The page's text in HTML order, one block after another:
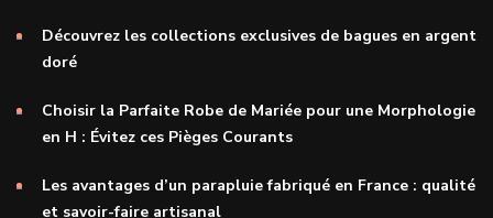
Découvrez les collections exclusives de bagues en argent
doré
Choisir la Parfaite Robe de Mariée pour une Morphologie
en H : Évitez ces Pièges Courants
Les avantages d’un parapluie fabriqué en France : qualité
et savoir-faire artisanal